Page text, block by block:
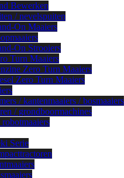
Bewerken
/ nevelspuiten
On Maaiers
On Strooiers
Turn Maaiers
Zero Turn Maaiers
Zero Turn Maaiers
/ kantenmaaiers / bosmaaiers
/ grondboormachines
Serie